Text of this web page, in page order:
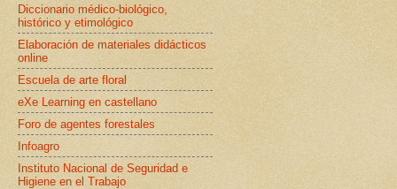
Diccionario médico-biológico,
histórico y etimológico
Elaboración de materiales didácticos
online
Escuela de arte floral
eXe Learning en castellano
Foro de agentes forestales
Infoagro
Instituto Nacional de Seguridad e
Higiene en el Trabajo